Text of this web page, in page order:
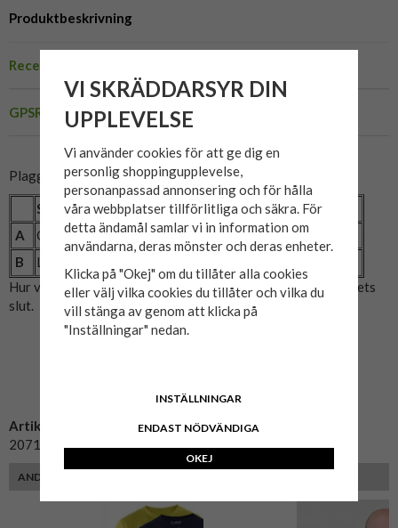
Produktbeskrivning
Recensioner
GPSR
Plaggets mått:
Storlek 2XL 3XL 4XL 5XL
A
Omkrets (cm) 138 142 150 160
B
Längd (cm)
Hur vi mätat: A= Bröstmått x2. B= Mitten av axeln till plaggets
slut.
Artikelnummer:
20712463-svart-2-1
ANDRA KUNDER MED SAMMA PASSFORM VALDE ÄVEN
VI SKRÄDDARSYR DIN
UPPLEVELSE
Vi använder cookies för att ge dig en
personlig shoppingupplevelse,
personanpassad annonsering och för hålla
våra webbplatser tillförlitliga och säkra. För
detta ändamål samlar vi in information om
användarna, deras mönster och deras enheter.
Klicka på "Okej" om du tillåter alla cookies
eller välj vilka cookies du tillåter och vilka du
vill stänga av genom att klicka på
"Inställningar" nedan.
INSTÄLLNINGAR
ENDAST NÖDVÄNDIGA
OKEJ